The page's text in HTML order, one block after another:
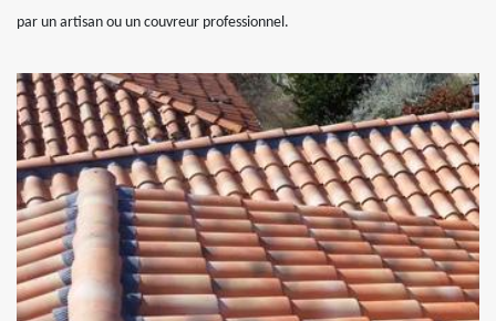
par un artisan ou un couvreur professionnel.